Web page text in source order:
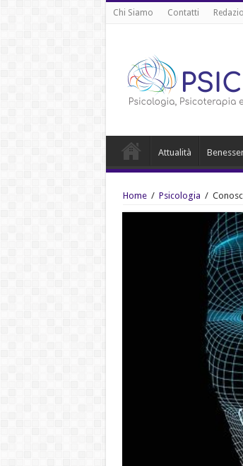
Chi Siamo Contatti
Attualità
Home / Psicologia /